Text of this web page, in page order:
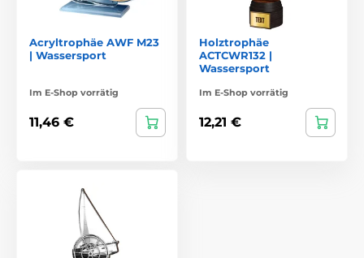
Acryltrophäe AWF M23
| Wassersport
Im E-Shop vorrätig
11,46 €
Holztrophäe
ACTCWR132 |
Wassersport
Im E-Shop vorrätig
12,21 €